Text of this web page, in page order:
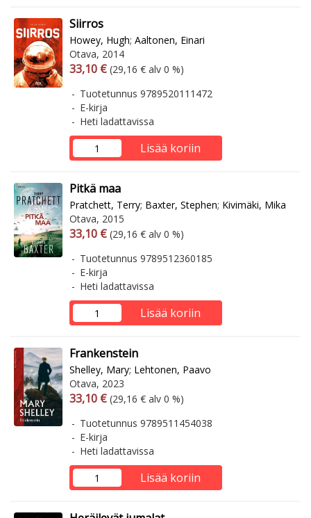
Siirros
Howey, Hugh; Aaltonen, Einari
Otava, 2014
Arvonlisäverollinen hinta
33,10 € Arvonlisäveroton hinta
(29,16 € alv 0 %)
Tuotetunnus 9789520111472
E-kirja
Heti ladattavissa
Lisää koriin
Pitkä maa
Pratchett, Terry; Baxter, Stephen; Kivimäki, Mika
Otava, 2015
Arvonlisäverollinen hinta
33,10 € Arvonlisäveroton hinta
(29,16 € alv 0 %)
Tuotetunnus 9789512360185
E-kirja
Heti ladattavissa
Lisää koriin
Frankenstein
Shelley, Mary; Lehtonen, Paavo
Otava, 2023
Arvonlisäverollinen hinta
33,10 € Arvonlisäveroton hinta
(29,16 € alv 0 %)
Tuotetunnus 9789511454038
E-kirja
Heti ladattavissa
Lisää koriin